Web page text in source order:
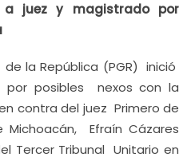
a juez y magistrado por
la República (PGR) inició
por posibles nexos con la
contra del juez Primero de
Efraín Cázares
Tercer Tribunal Unitario en